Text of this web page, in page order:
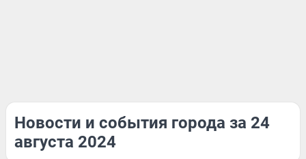
Новости и события города за 24
августа 2024